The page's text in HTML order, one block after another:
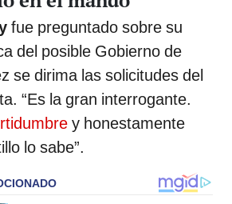
fue preguntado sobre su
del posible Gobierno de
se dirima las solicitudes del
“Es la gran interrogante.
y honestamente
lo sabe”.